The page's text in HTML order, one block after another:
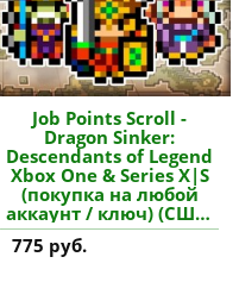
Job Points Scroll -
Dragon Sinker:
Descendants of Legend
Xbox One & Series X|S
(покупка на любой
аккаунт / ключ) (США)
купить дополнение
775 руб.